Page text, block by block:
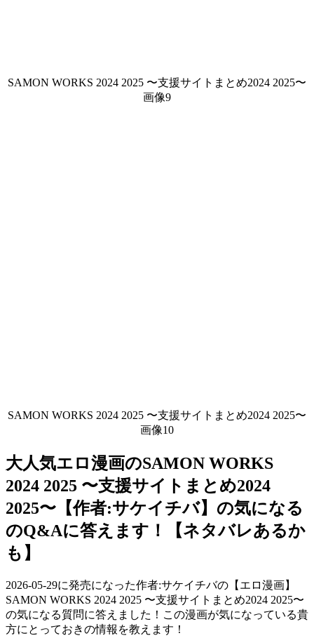
SAMON WORKS 2024 2025 〜支援サイトまとめ2024 2025〜
画像9
SAMON WORKS 2024 2025 〜支援サイトまとめ2024 2025〜
画像10
大人気エロ漫画のSAMON WORKS
2024 2025 〜支援サイトまとめ2024
2025〜【作者:サケイチバ】の気になる
のQ&Aに答えます！【ネタバレあるか
も】
2026-05-29に発売になった作者:サケイチバの【エロ漫画】
SAMON WORKS 2024 2025 〜支援サイトまとめ2024 2025〜
の気になる質問に答えました！この漫画が気になっている貴
方にとっておきの情報を教えます！